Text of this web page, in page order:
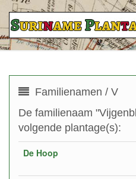
Familienamen / V
De familienaam
volgende plantage(s):
De Hoop